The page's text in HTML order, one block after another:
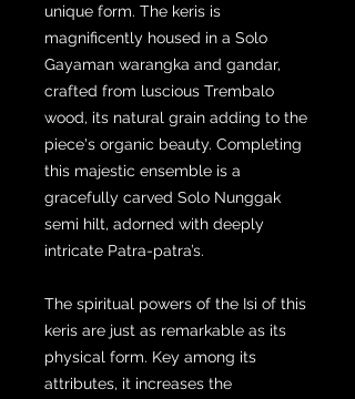
unique form. The keris is
magnificently housed in a Solo
Gayaman warangka and gandar,
crafted from luscious Trembalo
wood, its natural grain adding to the
piece's organic beauty. Completing
this majestic ensemble is a
gracefully carved Solo Nunggak
semi hilt, adorned with deeply
intricate Patra-patra’s.
The spiritual powers of the Isi of this
keris are just as remarkable as its
physical form. Key among its
attributes, it increases the